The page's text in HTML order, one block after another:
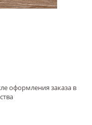
оформления заказа в